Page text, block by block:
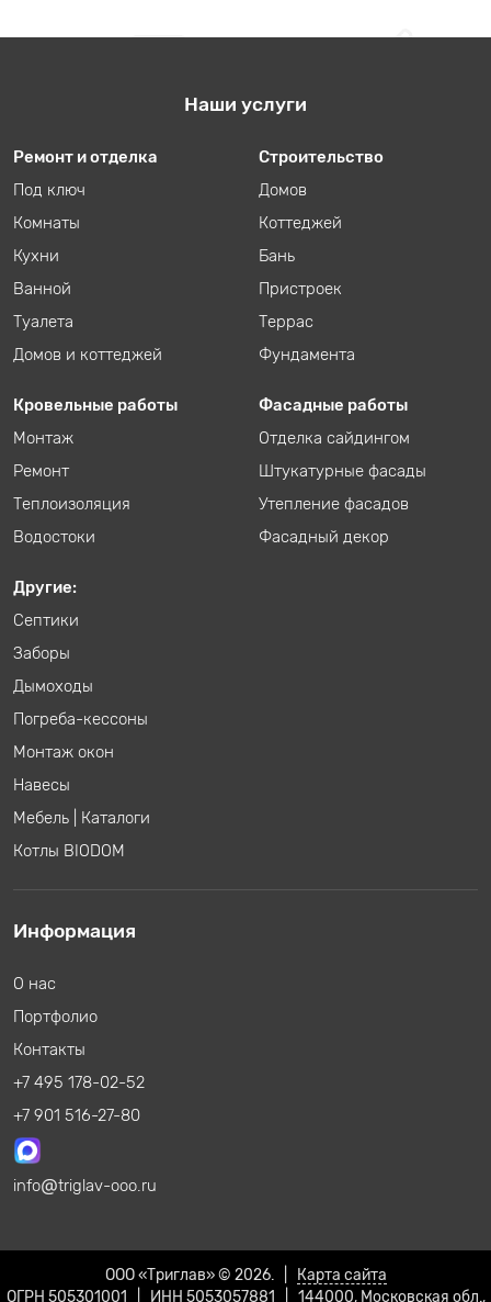
Наши услуги
Ремонт и отделка
Под ключ
Комнаты
Кухни
Ванной
Туалета
Домов и коттеджей
Строительство
Домов
Коттеджей
Бань
Пристроек
Террас
Фундамента
Кровельные работы
Монтаж
Ремонт
Теплоизоляция
Водостоки
Фасадные работы
Отделка сайдингом
Штукатурные фасады
Утепление фасадов
Фасадный декор
Другие:
Септики
Заборы
Дымоходы
Погреба-кессоны
Монтаж окон
Навесы
Мебель
Каталоги
Котлы BIODOM
Информация
О нас
Портфолио
Контакты
+7 495 178-02-52
+7 901 516-27-80
info triglav-ooo.ru
ООО «Триглав» © 2026. |
Карта сайта
ОГРН 505301001 | ИНН 5053057881 | 144000, Московская обл.,